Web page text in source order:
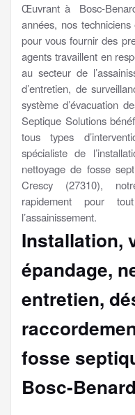
Œuvrant à Bosc-
années, nos techniciens
pour vous fournir des
agents travaillent en
au secteur de
d’entretien, de
système d’évacuation
Septique Solutions
tous types
spécialiste de
nettoyage de fosse
Crescy (27310),
rapidement pour
l’assainissement.
Installation,
épandage,
entretien,
fosse
Bosc-